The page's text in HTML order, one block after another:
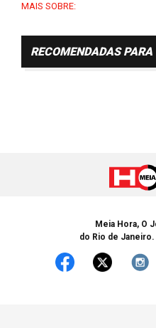
MAIS SOBRE:
RECOMENDADAS PARA
Meia Hora, O
do Rio de